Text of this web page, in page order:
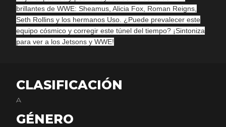
brillantes de WWE: Sheamus, Alicia Fox, Roman Reigns,
Seth Rollins y los hermanos Uso. ¿Puede prevalecer este
equipo cósmico y corregir este túnel del tiempo? ¡Sintoniza
para ver a los Jetsons y WWE!
CLASIFICACIÓN
A
GÉNERO